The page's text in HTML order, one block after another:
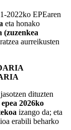
2022ko EPEaren
eta honako
(zuzenkea
aurreikusten
dituzten
epea 2026ko
izango da; eta
erabili beharko